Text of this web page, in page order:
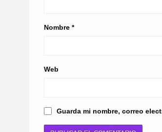
Nombre *
Web
Guarda mi nombre, correo